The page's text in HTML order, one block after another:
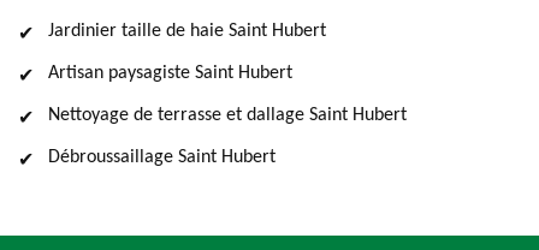
Jardinier taille de haie Saint Hubert
Artisan paysagiste Saint Hubert
Nettoyage de terrasse et dallage Saint Hubert
Débroussaillage Saint Hubert